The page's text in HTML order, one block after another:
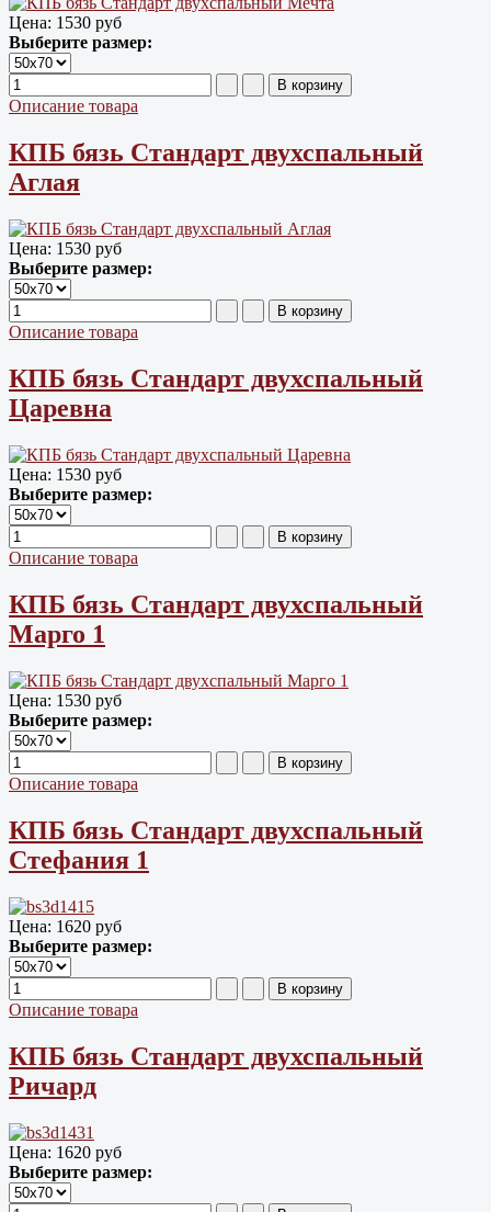
Цена: 1530 руб
Выберите размер:
Описание товара
КПБ бязь Cтандарт двухспальный
Аглая
Цена: 1530 руб
Выберите размер:
Описание товара
КПБ бязь Cтандарт двухспальный
Царевна
Цена: 1530 руб
Выберите размер:
Описание товара
КПБ бязь Cтандарт двухспальный
Марго 1
Цена: 1530 руб
Выберите размер:
Описание товара
КПБ бязь Cтандарт двухспальный
Стефания 1
Цена: 1620 руб
Выберите размер:
Описание товара
КПБ бязь Cтандарт двухспальный
Ричард
Цена: 1620 руб
Выберите размер: